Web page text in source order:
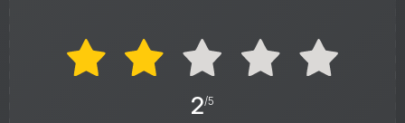
2/5